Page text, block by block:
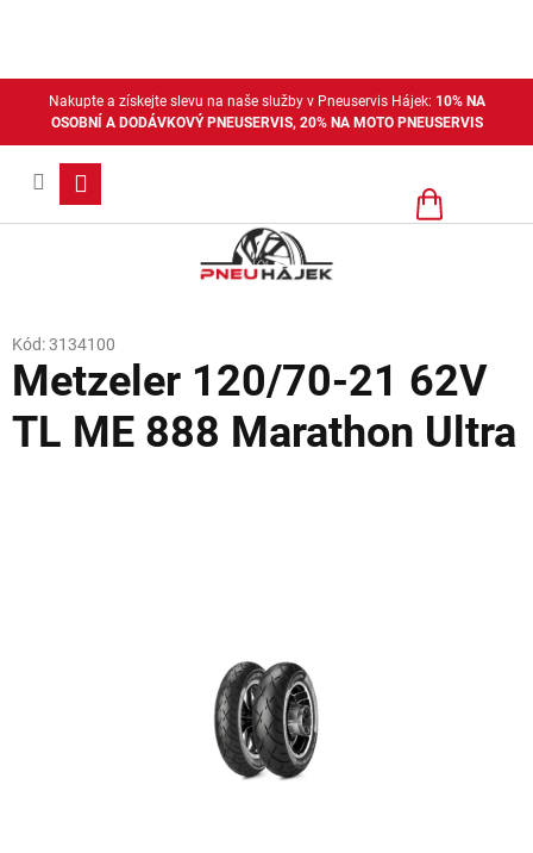
Nakupte a získejte slevu na naše služby v Pneuservis Hájek: 10% NA
OSOBNÍ A DODÁVKOVÝ PNEUSERVIS, 20% NA MOTO PNEUSERVIS
Nákupní
Metzeler 120/70-21 62V
TL ME 888 Marathon Ultra
Kód:3134100